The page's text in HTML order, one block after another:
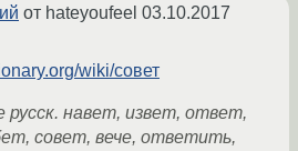
от hateyoufeel 03.10.2017
wiki/совет
навет, извет, ответ,
совет, вече, ответить,